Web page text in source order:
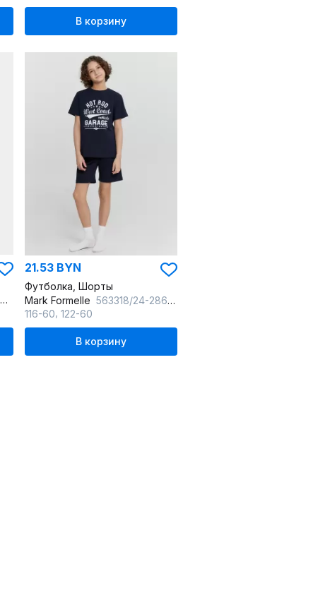
В корзину
21.53 BYN
Футболка, Шорты
Mark Formelle 563318/24-28602ПП-0 неви_печать_Печать
116-60 122-60
В корзину